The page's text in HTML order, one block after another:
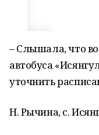
– Слышала, что
автобуса
уточнить
Н. Рычина, с.